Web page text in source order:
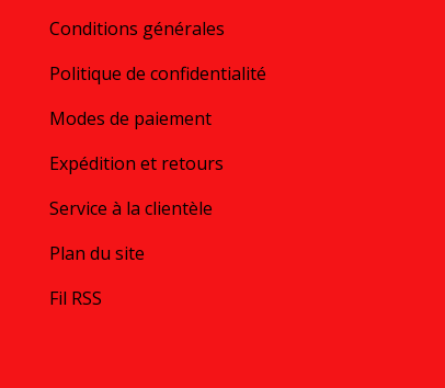
Conditions générales
Politique de confidentialité
Modes de paiement
Expédition et retours
Service à la clientèle
Plan du site
Fil RSS